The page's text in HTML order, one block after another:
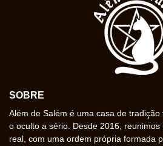
SOBRE
Além de Salém é uma casa de
o oculto a sério. Desde 2016,
real, com uma ordem própria formada